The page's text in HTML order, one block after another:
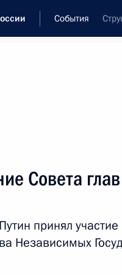
События
года, 17:45 Москва,
Совета
принял
Независимых